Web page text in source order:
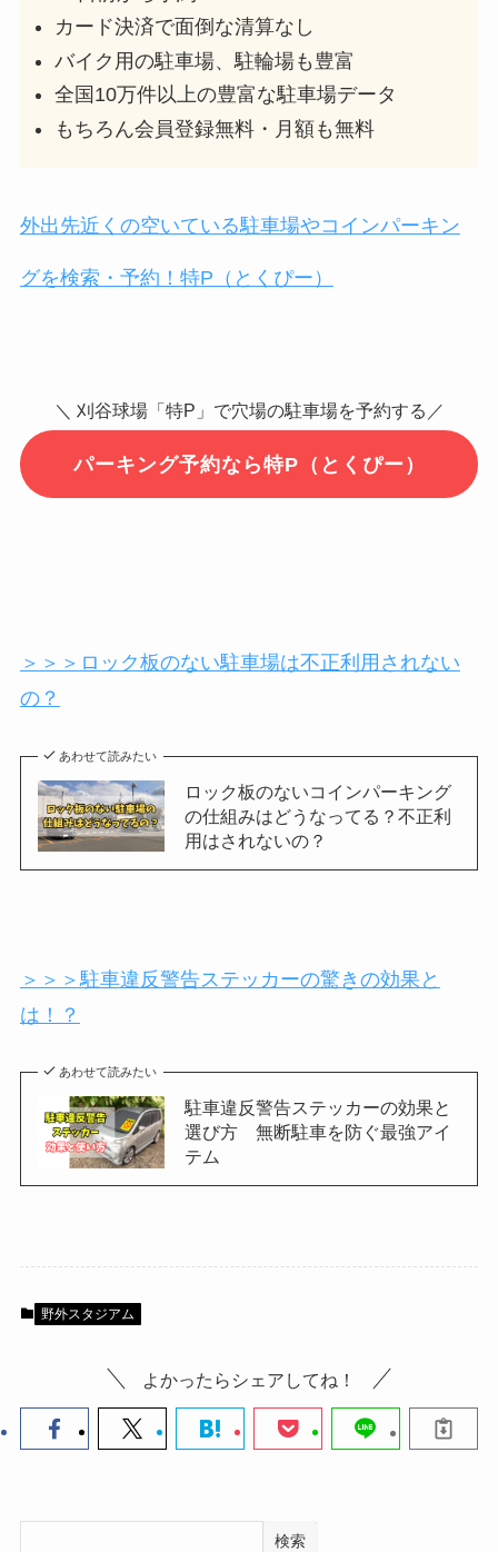
カード決済で面倒な清算なし
バイク用の駐車場、駐輪場も豊富
全国10万件以上の豊富な駐車場データ
もちろん会員登録無料・月額も無料
外出先近くの空いている駐車場やコインパーキン
グを検索・予約！特P（とくぴー）
＼ 刈谷球場「特P」で穴場の駐車場を予約する／
パーキング予約なら特P（とくぴー）
＞＞＞ロック板のない駐車場は不正利用されない
の？
あわせて読みたい
ロック板のないコインパーキング
の仕組みはどうなってる？不正利
用はされないの？
＞＞＞駐車違反警告ステッカーの驚きの効果と
は！？
あわせて読みたい
駐車違反警告ステッカーの効果と
選び方 無断駐車を防ぐ最強アイ
テム
野外スタジアム
よかったらシェアしてね！
検索